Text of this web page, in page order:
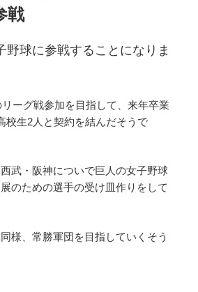
戦
野球に参戦することになりま
ーグ戦参加を目指して、来年卒業
校生2人と契約を結んだそうで
武・阪神についで巨人の女子野球
のための選手の受け皿作りをして
様、常勝軍団を目指していくそう